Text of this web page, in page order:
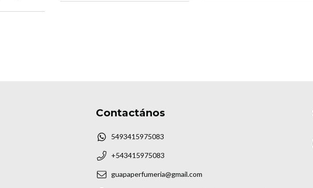
Contactános
5493415975083
+543415975083
guapaperfumeria@gmail.com